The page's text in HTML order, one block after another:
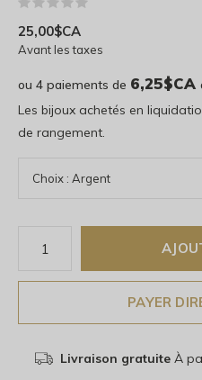
25,00$CA
Avant les taxes
ou 4 paiements de 6,25$CA
Les bijoux achetés en
de rangement.
PAYER
Livraison gratuiteÀ